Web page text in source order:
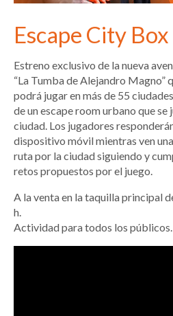
Escape City
Estreno exclusivo de la nueva
“La Tumba de Alejandro Magno”
podrá jugar en más de 55
de un escape room urbano que se
ciudad. Los jugadores
dispositivo móvil mientras ven
ruta por la ciudad siguiendo y
retos propuestos por el juego.
A la venta en la taquilla principal
h.
Actividad para todos los públicos.